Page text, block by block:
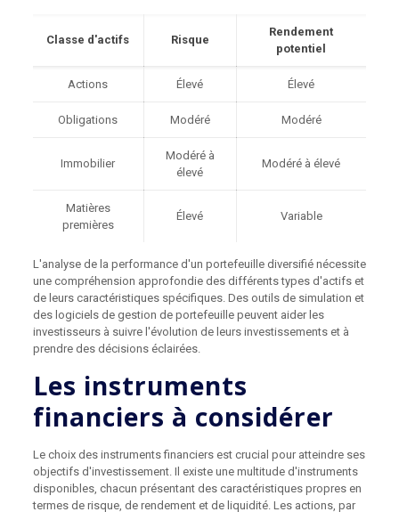
Classe d'actifs Risque
Rendement
potentiel
Actions Élevé Élevé
Obligations Modéré Modéré
Immobilier
Modéré à
élevé
Modéré à élevé
Matières
premières
Élevé Variable
L'analyse de la performance d'un portefeuille diversifié nécessite
une compréhension approfondie des différents types d'actifs et
de leurs caractéristiques spécifiques. Des outils de simulation et
des logiciels de gestion de portefeuille peuvent aider les
investisseurs à suivre l'évolution de leurs investissements et à
prendre des décisions éclairées.
Les instruments
financiers à considérer
Le choix des instruments financiers est crucial pour atteindre ses
objectifs d'investissement. Il existe une multitude d'instruments
disponibles, chacun présentant des caractéristiques propres en
termes de risque, de rendement et de liquidité. Les actions, par